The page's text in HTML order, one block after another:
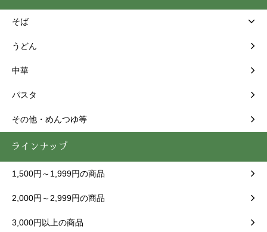
そば
うどん
中華
パスタ
その他・めんつゆ等
ラインナップ
1,500円～1,999円の商品
2,000円～2,999円の商品
3,000円以上の商品